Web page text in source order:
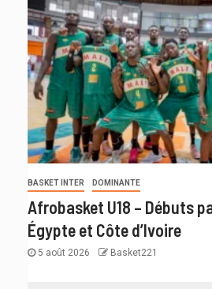
BASKET INTER DOMINANTE
Afrobasket U18 – Débuts
Égypte et Côte d’Ivoire
5 août 2026 Basket221